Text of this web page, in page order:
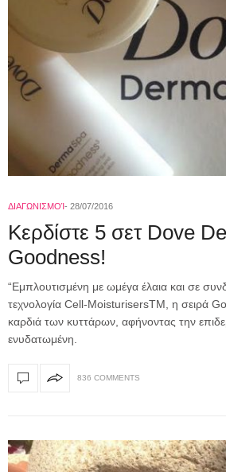
ΔΙΑΓΩΝΙΣΜΟΊ 28/07/2016
Κερδίστε 5 σετ Dove
Goodness!
“Εμπλουτισμένη με ωμέγα έλαια και σε
τεχνολογία Cell-MoisturisersTM, η σειρά
καρδιά των κυττάρων, αφήνοντας την
ενυδατωμένη.
836 COMMENTS